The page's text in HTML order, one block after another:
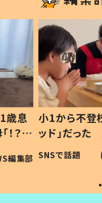
歳息
？」
編集部
小1から不登
ッド」だっ
作り続ける
#令和の子
SNSで話題